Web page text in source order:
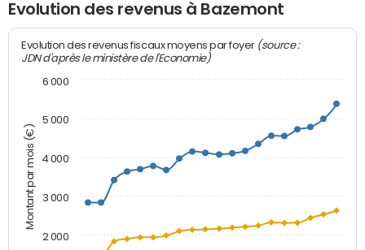
Evolution des revenus à Bazemont
Montant par mois (€)
Evolution des revenus fiscaux moyens par foyer (source :
JDN d'après le ministère de l'Economie)
2 000
3 000
4 000
5 000
6 000